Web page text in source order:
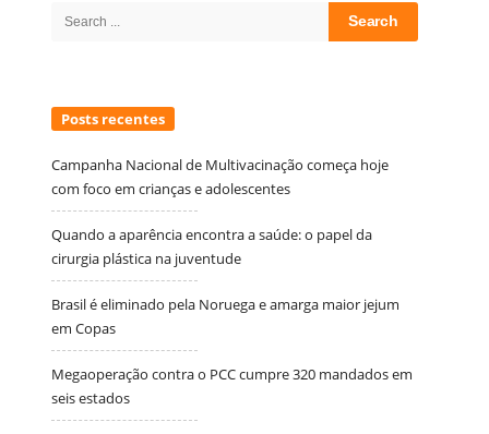
Search
Posts recentes
Campanha Nacional de Multivacinação começa hoje
com foco em crianças e adolescentes
Quando a aparência encontra a saúde: o papel da
cirurgia plástica na juventude
Brasil é eliminado pela Noruega e amarga maior jejum
em Copas
Megaoperação contra o PCC cumpre 320 mandados em
seis estados